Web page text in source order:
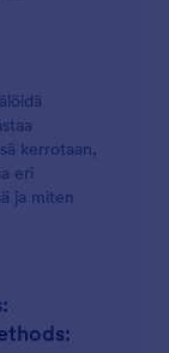
kerrotaan,
eri
ja miten